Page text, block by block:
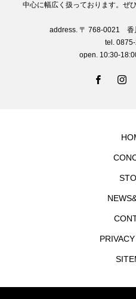
中心に幅広く扱っております。ぜ
address. 〒 768-0021 香
tel.
open. 10:30-